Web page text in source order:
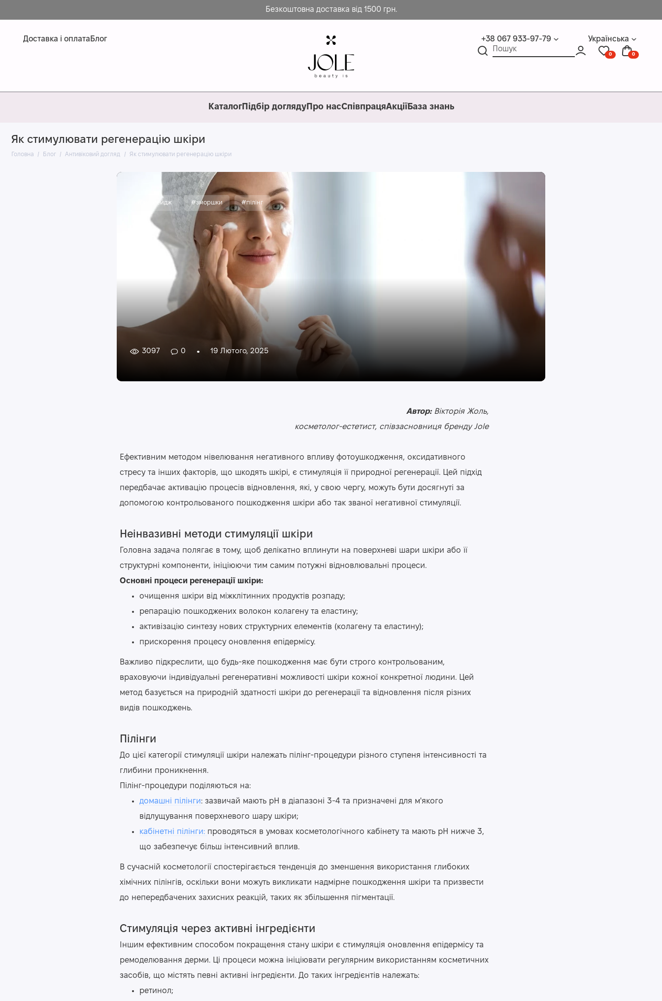
Безкоштовна доставка від 1500 грн.
Доставка і оплата Блог +38 067 933-97-79 Українська
0 0
КаталогПідбір доглядуПро насСпівпрацяАкціїБаза знань
Як стимулювати регенерацію шкіри
Головна Блог Антивіковий догляд Як стимулювати регенерацію шкіри
#антиейдж #зморшки #пілінг
3097 0 19 Лютого, 2025
Автор:Вікторія Жоль,
косметолог-естетист, співзасновниця бренду Jole
Ефективним методом нівелювання негативного впливу фотоушкодження, оксидативного
стресу та інших факторів, що шкодять шкірі, є стимуляція її природної регенерації. Цей підхід
передбачає активацію процесів відновлення, які, у свою чергу, можуть бути досягнуті за
допомогою контрольованого пошкодження шкіри або так званої негативної стимуляції.
Неінвазивні методи стимуляції шкіри
Головна задача полягає в тому, щоб делікатно вплинути на поверхневі шари шкіри або її
структурні компоненти, ініціюючи тим самим потужні відновлювальні процеси.
Основні процеси регенерації шкіри:
очищення шкіри від міжклітинних продуктів розпаду;
репарацію пошкоджених волокон колагену та еластину;
активізацію синтезу нових структурних елементів (колагену та еластину);
прискорення процесу оновлення епідермісу.
Важливо підкреслити, що будь-яке пошкодження має бути строго контрольованим,
враховуючи індивідуальні регенеративні можливості шкіри кожної конкретної людини. Цей
метод базується на природній здатності шкіри до регенерації та відновлення після різних
видів пошкоджень.
Пілінги
До цієї категорії стимуляції шкіри належать пілінг-процедури різного ступеня інтенсивності та
глибини проникнення.
Пілінг-процедури поділяються на:
домашні пілінги: зазвичай мають pH в діапазоні 3-4 та призначені для м'якого
відлущування поверхневого шару шкіри;
кабінетні пілінги: проводяться в умовах косметологічного кабінету та мають pH нижче 3,
що забезпечує більш інтенсивний вплив.
В сучасній косметології спостерігається тенденція до зменшення використання глибоких
хімічних пілінгів, оскільки вони можуть викликати надмірне пошкодження шкіри та призвести
до непередбачених захисних реакцій, таких як збільшення пігментації.
Стимуляція через активні інгредієнти
Іншим ефективним способом покращення стану шкіри є стимуляція оновлення епідермісу та
ремоделювання дерми. Ці процеси можна ініціювати регулярним використанням косметичних
засобів, що містять певні активні інгредієнти. До таких інгредієнтів належать:
ретинол;